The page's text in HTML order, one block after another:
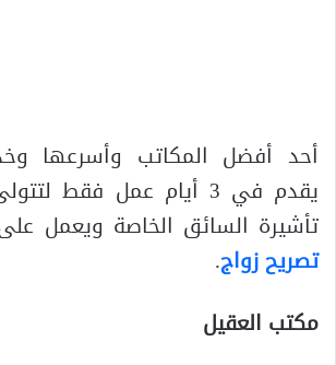
أحد أفضل المكاتب وأسرعها
يقدم في 3 أيام عمل فقط
تأشيرة السائق الخاصة ويعمل
تصريح زواج.
مكتب العقيل